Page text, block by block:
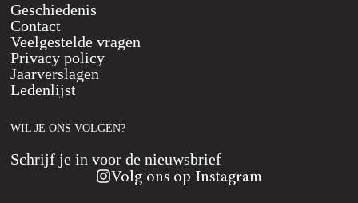
Geschiedenis
Contact
Veelgestelde vragen
Privacy policy
Jaarverslagen
Ledenlijst
WIL JE ONS VOLGEN?
Schrijf je in voor de nieuwsbrief
Volg ons op Instagram